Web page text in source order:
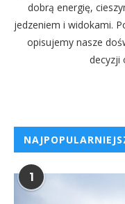
dobrą energię,
jedzeniem i widokami.
opisujemy nasze
decyzji
1